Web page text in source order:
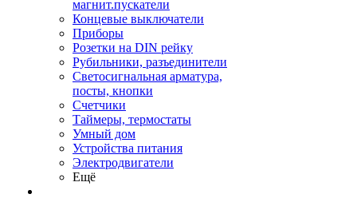
магнит.пускатели
Концевые выключатели
Приборы
Розетки на DIN рейку
Рубильники, разъединители
Светосигнальная арматура,
посты, кнопки
Счетчики
Таймеры, термостаты
Умный дом
Устройства питания
Электродвигатели
Ещё